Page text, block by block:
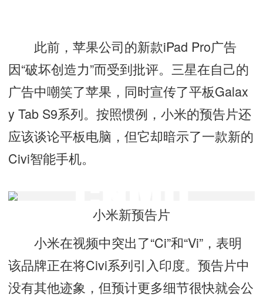
此前，苹果公司的新款iPad Pro广告
因“破坏创造力”而受到批评。三星在自己的
广告中嘲笑了苹果，同时宣传了平板Galax
y Tab S9系列。按照惯例，小米的预告片还
应该谈论平板电脑，但它却暗示了一款新的
Civi智能手机。
小米新预告片
小米在视频中突出了“Ci”和“Vi”，表明
该品牌正在将Civi系列引入印度。预告片中
没有其他迹象，但预计更多细节很快就会公